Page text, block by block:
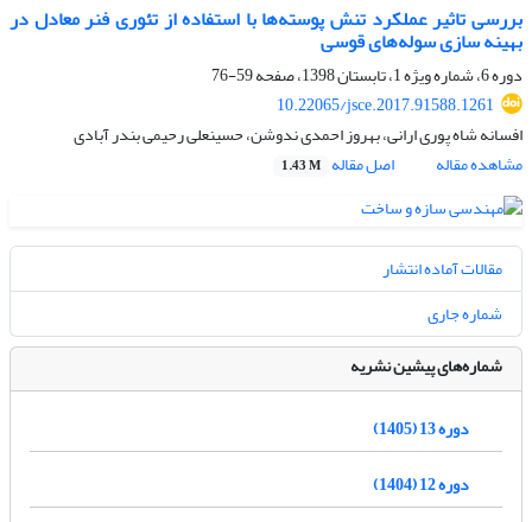
بررسی تاثیر عملکرد تنش پوسته‌ها با استفاده از تئوری فنر معادل در
بهینه سازی سوله‌های قوسی
دوره 6، شماره ویژه 1، تابستان 1398، صفحه
59-76
10.22065/jsce.2017.91588.1261
افسانه شاه پوری ارانی، بهروز احمدی ندوشن، حسینعلی رحیمی بندر آبادی
مشاهده مقاله
اصل مقاله 1.43 M
مقالات آماده انتشار
شماره جاری
شماره‌های پیشین نشریه
دوره 13 (1405)
دوره 12 (1404)